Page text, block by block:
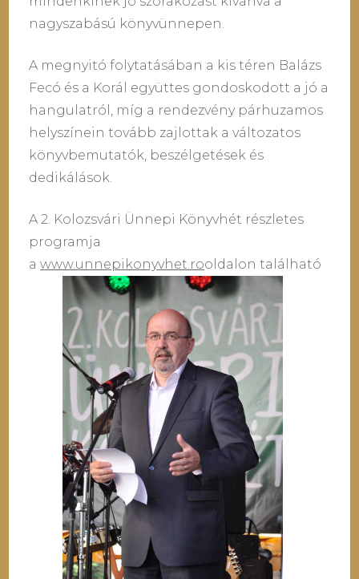
nagyszabású könyvünnepen.
A megnyitó folytatásában a kis téren Balázs
Fecó és a Korál együttes gondoskodott a jó a
hangulatról, míg a rendezvény párhuzamos
helyszínein tovább zajlottak a változatos
könyvbemutatók, beszélgetések és
dedikálások.
A 2. Kolozsvári Ünnepi Könyvhét részletes
programja
awww.unnepikonyvhet.rooldalon található